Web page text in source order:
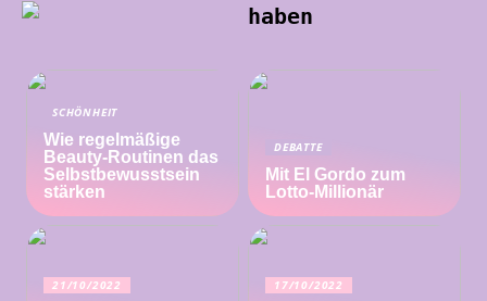
haben
SCHÖNHEIT
Wie regelmäßige
Beauty-Routinen das
Selbstbewusstsein
stärken
DEBATTE
Mit El Gordo zum
Lotto-Millionär
21/10/2022 17/10/2022